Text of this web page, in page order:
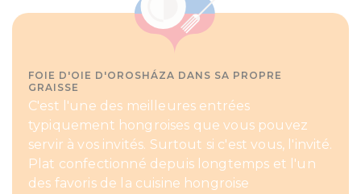
FOIE D'OIE D'OROSHÁZA DANS SA PROPRE
GRAISSE
C'est l'une des meilleures entrées
typiquement hongroises que vous pouvez
servir à vos invités. Surtout si c'est vous, l'invité.
Plat confectionné depuis longtemps et l'un
des favoris de la cuisine hongroise